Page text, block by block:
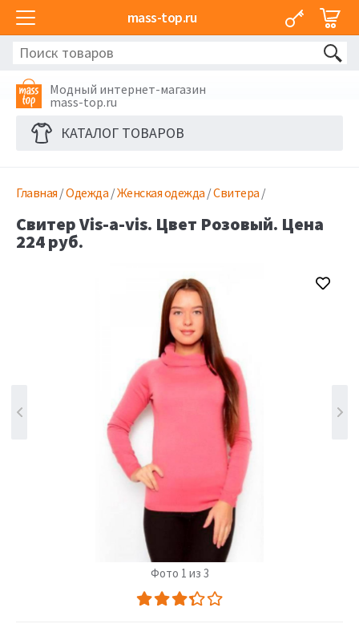
mass-top.ru
Модный интернет-магазин
mass-top.ru
КАТАЛОГ ТОВАРОВ
Главная /Одежда /Женская одежда /Свитера /
Свитер Vis-a-vis. Цвет Розовый. Цена
224 руб.
Фото 1 из 3